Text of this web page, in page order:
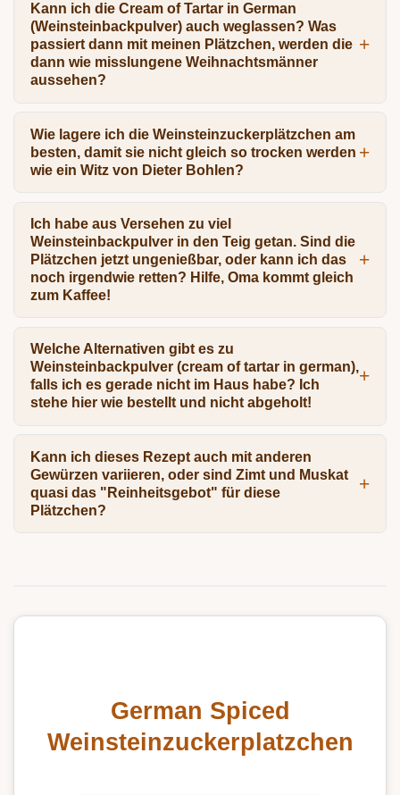
Kann ich die Cream of Tartar in German
(Weinsteinbackpulver) auch weglassen? Was
passiert dann mit meinen Plätzchen, werden die
dann wie misslungene Weihnachtsmänner
aussehen?
Wie lagere ich die Weinsteinzuckerplätzchen am
besten, damit sie nicht gleich so trocken werden
wie ein Witz von Dieter Bohlen?
Ich habe aus Versehen zu viel
Weinsteinbackpulver in den Teig getan. Sind die
Plätzchen jetzt ungenießbar, oder kann ich das
noch irgendwie retten? Hilfe, Oma kommt gleich
zum Kaffee!
Welche Alternativen gibt es zu
Weinsteinbackpulver (cream of tartar in german),
falls ich es gerade nicht im Haus habe? Ich
stehe hier wie bestellt und nicht abgeholt!
Kann ich dieses Rezept auch mit anderen
Gewürzen variieren, oder sind Zimt und Muskat
quasi das "Reinheitsgebot" für diese
Plätzchen?
German Spiced
Weinsteinzuckerplatzchen